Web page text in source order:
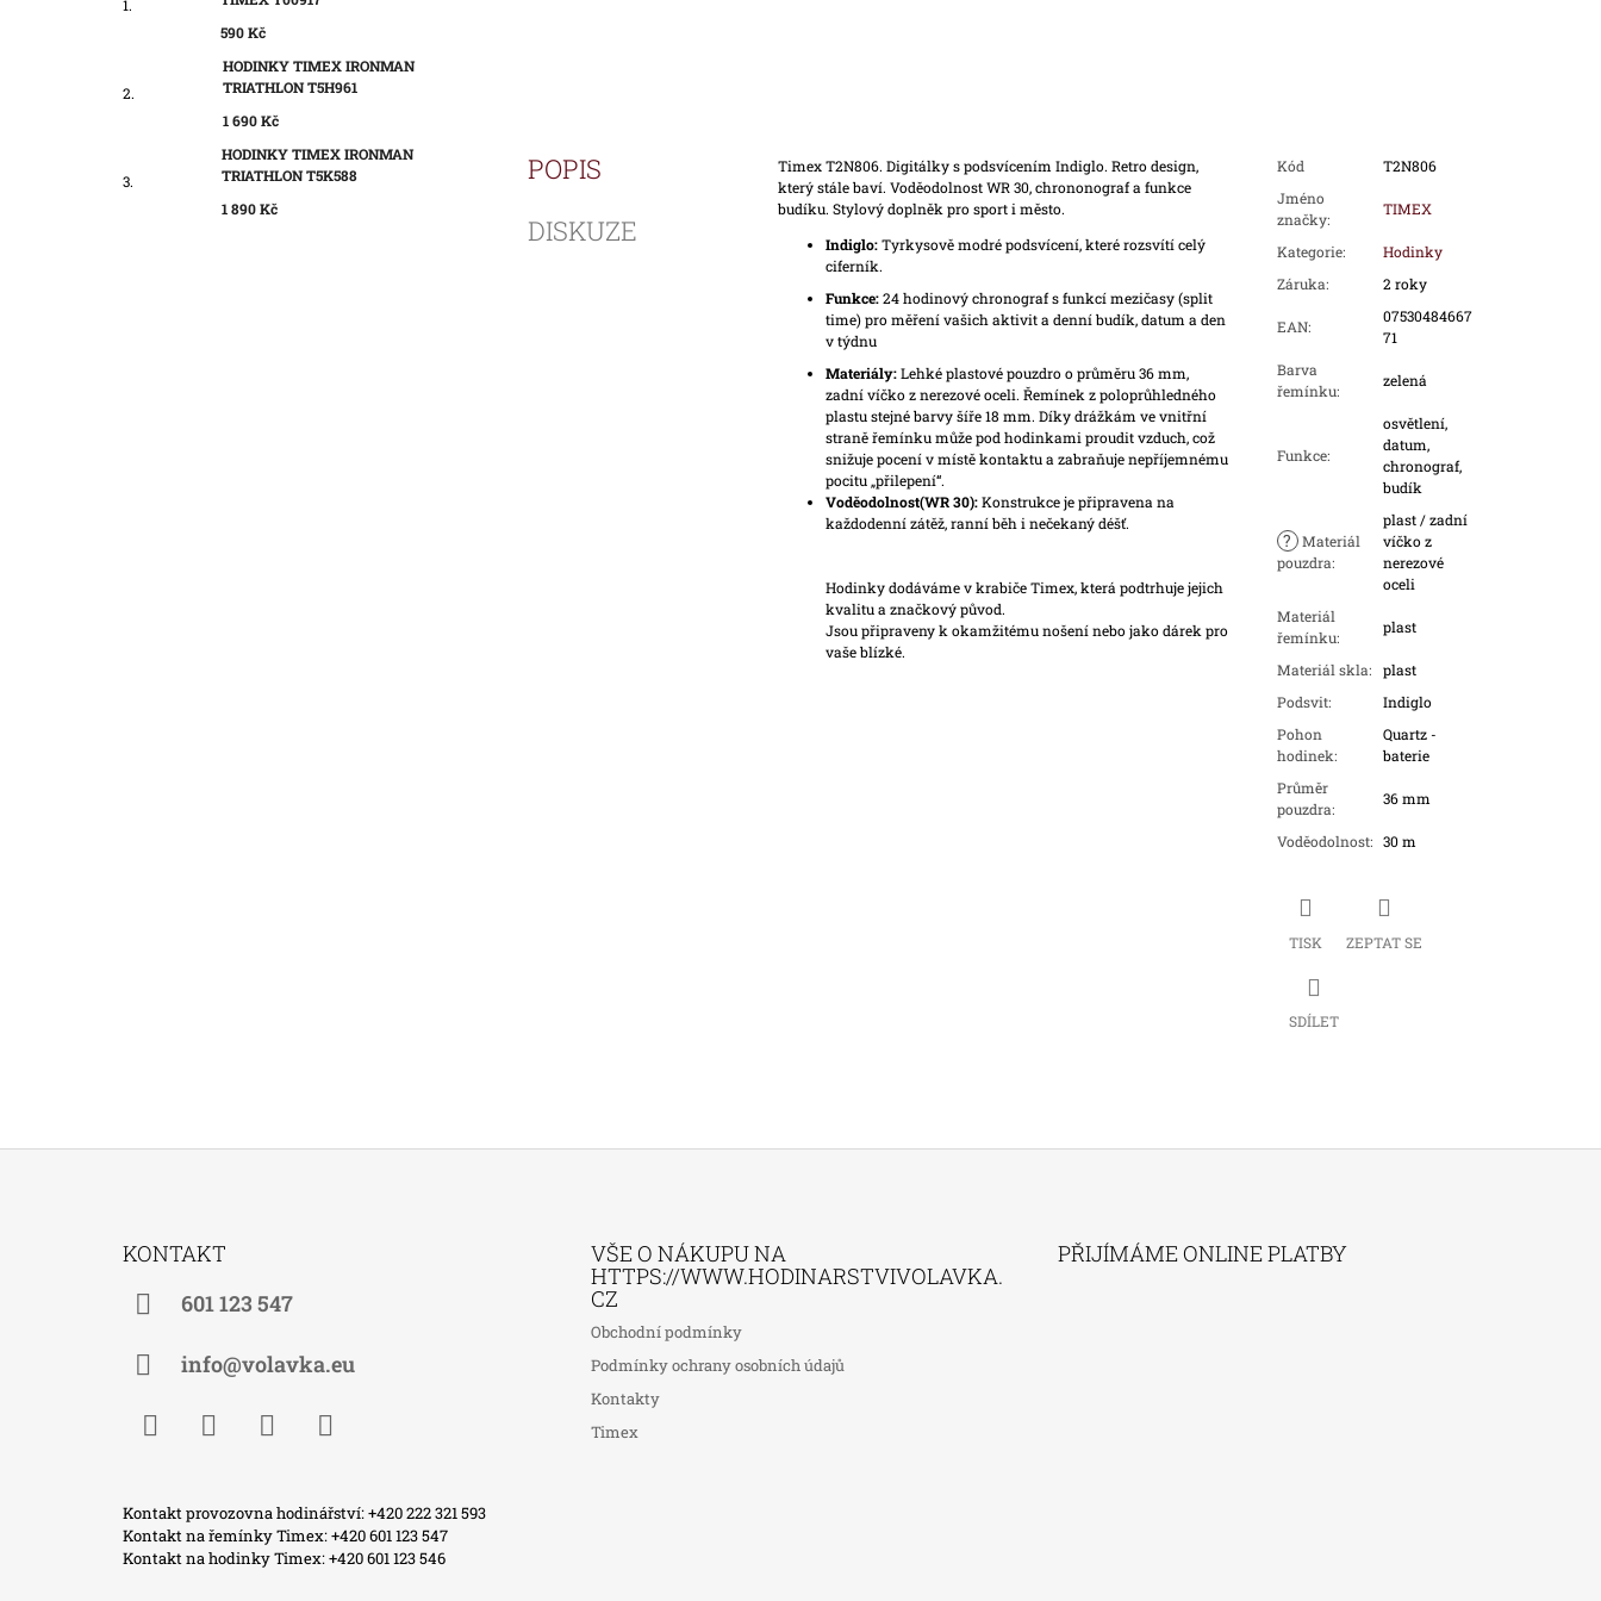
590 Kč
HODINKY TIMEX IRONMAN
TRIATHLON T5H961
1 690 Kč
HODINKY TIMEX IRONMAN
TRIATHLON T5K588
1 890 Kč
POPIS
DISKUZE
Timex T2N806. Digitálky s podsvícením Indiglo. Retro design,
který stále baví. Voděodolnost WR 30, chrononograf a funkce
budíku. Stylový doplněk pro sport i město.
Indiglo:Tyrkysově modré podsvícení, které rozsvítí celý
ciferník.
Funkce:24 hodinový chronograf s funkcí mezičasy (split
time) pro měření vašich aktivit a denní budík, datum a den
v týdnu
Materiály:Lehké plastové pouzdro o průměru 36 mm,
zadní víčko z nerezové oceli. Řemínek z poloprůhledného
plastu stejné barvy šíře 18 mm. Díky drážkám ve vnitřní
straně řemínku může pod hodinkami proudit vzduch, což
snižuje pocení v místě kontaktu a zabraňuje nepříjemnému
pocitu „přilepení“.
Voděodolnost(WR 30):Konstrukce je připravena na
každodenní zátěž, ranní běh i nečekaný déšť.
Hodinky dodáváme v krabiče Timex, která podtrhuje jejich
kvalitu a značkový původ.
Jsou připraveny k okamžitému nošení nebo jako dárek pro
vaše blízké.
Kód
T2N806
Jméno
značky:
TIMEX
Kategorie:
Hodinky
Záruka: 2 roky
EAN:
07530484667
71
Barva
řemínku:
zelená
Funkce:
osvětlení,
datum,
chronograf,
budík
? Materiál
pouzdra:
plast / zadní
víčko z
nerezové
oceli
Materiál
řemínku:
plast
Materiál skla:
plast
Podsvit:
Indiglo
Pohon
hodinek:
Quartz -
baterie
Průměr
pouzdra:
36 mm
Voděodolnost: 30 m
TISK ZEPTAT SE
SDÍLET
KONTAKT
601 123 547
info@volavka.eu
VŠE O NÁKUPU NA
HTTPS://WWW.HODINARSTVIVOLAVKA.
CZ
Obchodní podmínky
Podmínky ochrany osobních údajů
Kontakty
Timex
PŘIJÍMÁME ONLINE PLATBY
Kontakt provozovna hodinářství: +420 222 321 593
Kontakt na řemínky Timex: +420 601 123 547
Kontakt na hodinky Timex: +420 601 123 546